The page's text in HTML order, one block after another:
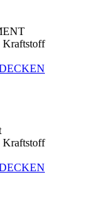
Kraftstoff
Kraftstoff